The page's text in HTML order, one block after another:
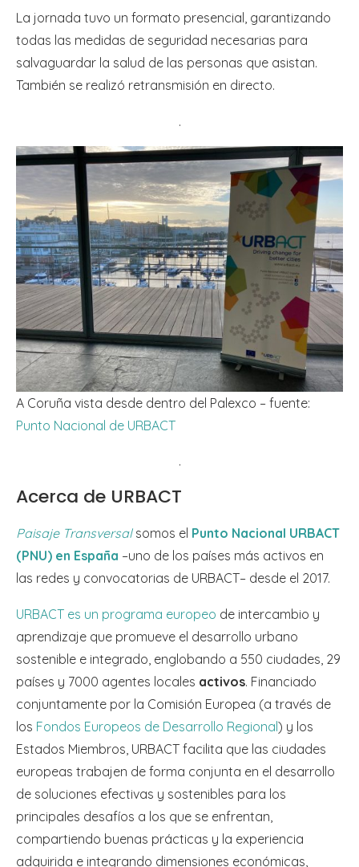
La jornada tuvo un formato presencial, garantizando
todas las medidas de seguridad necesarias para
salvaguardar la salud de las personas que asistan.
También se realizó retransmisión en directo.
.
A Coruña vista desde dentro del Palexco – fuente:
Punto Nacional de URBACT
.
Acerca de URBACT
Paisaje Transversalsomos el Punto Nacional URBACT
(PNU) en España –uno de los países más activos en
las redes y convocatorias de URBACT– desde el 2017.
URBACT es un programa europeo de intercambio y
aprendizaje que promueve el desarrollo urbano
sostenible e integrado, englobando a 550 ciudades, 29
países y 7000 agentes locales activos. Financiado
conjuntamente por la Comisión Europea (a través de
los Fondos Europeos de Desarrollo Regional) y los
Estados Miembros, URBACT facilita que las ciudades
europeas trabajen de forma conjunta en el desarrollo
de soluciones efectivas y sostenibles para los
principales desafíos a los que se enfrentan,
compartiendo buenas prácticas y la experiencia
adquirida e integrando dimensiones económicas,